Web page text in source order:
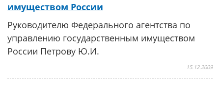
имуществом России
Руководителю Федерального агентства по
управлению государственным имуществом
России Петрову Ю.И.
15.12.2009